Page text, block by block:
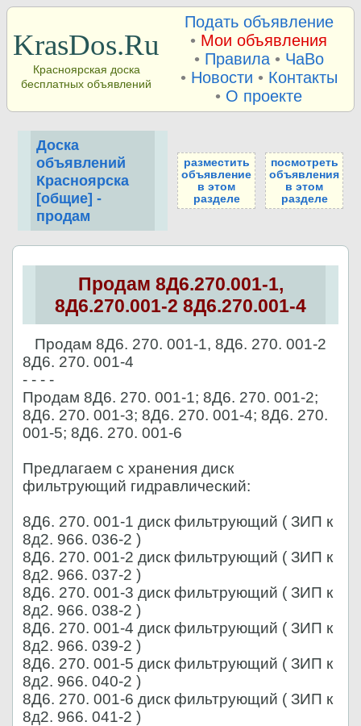
KrasDos.Ru
Красноярская доска
бесплатных объявлений
Подать объявление
• Мои объявления
• Правила• ЧаВо
• Новости • Контакты
• О проекте
Доска
объявлений
Красноярска
[общие] -
продам
разместить
объявление
в этом
разделе
посмотреть
объявления
в этом
разделе
Продам 8Д6.270.001-1,
8Д6.270.001-2 8Д6.270.001-4
Продам 8Д6. 270. 001-1, 8Д6. 270. 001-2
8Д6. 270. 001-4
- - - -
Продам 8Д6. 270. 001-1; 8Д6. 270. 001-2;
8Д6. 270. 001-3; 8Д6. 270. 001-4; 8Д6. 270.
001-5; 8Д6. 270. 001-6
Предлагаем с хранения диск
фильтрующий гидравлический:
8Д6. 270. 001-1 диск фильтрующий ( ЗИП к
8д2. 966. 036-2 )
8Д6. 270. 001-2 диск фильтрующий ( ЗИП к
8д2. 966. 037-2 )
8Д6. 270. 001-3 диск фильтрующий ( ЗИП к
8д2. 966. 038-2 )
8Д6. 270. 001-4 диск фильтрующий ( ЗИП к
8д2. 966. 039-2 )
8Д6. 270. 001-5 диск фильтрующий ( ЗИП к
8д2. 966. 040-2 )
8Д6. 270. 001-6 диск фильтрующий ( ЗИП к
8д2. 966. 041-2 )